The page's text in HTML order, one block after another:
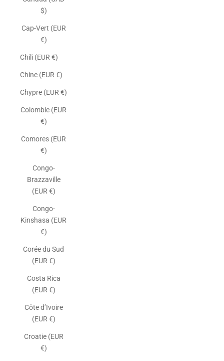
$)
Cap-Vert (EUR
€)
Chili (EUR €)
Chine (EUR €)
Chypre (EUR €)
Colombie (EUR
€)
Comores (EUR
€)
Congo-
Brazzaville
(EUR €)
Congo-
Kinshasa (EUR
€)
Corée du Sud
(EUR €)
Costa Rica
(EUR €)
Côte d’Ivoire
(EUR €)
Croatie (EUR
€)